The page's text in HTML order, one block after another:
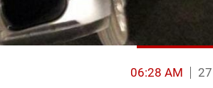
06:28 AM